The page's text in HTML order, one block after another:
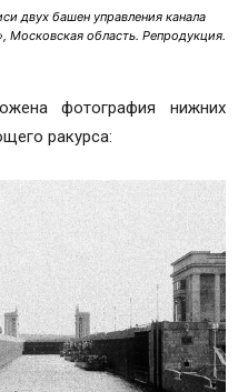
двух башен управления канала
область. Репродукция.
фотография нижних
ракурса: